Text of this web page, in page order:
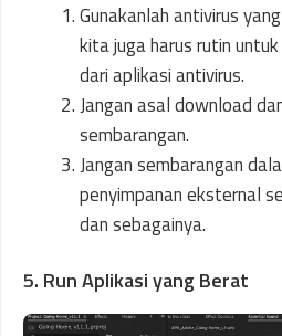
Gunakanlah antivirus
kita juga harus rutin
dari aplikasi antivirus.
Jangan asal download
sembarangan.
Jangan sembarangan
penyimpanan eksternal
dan sebagainya.
5. Run Aplikasi yang Berat